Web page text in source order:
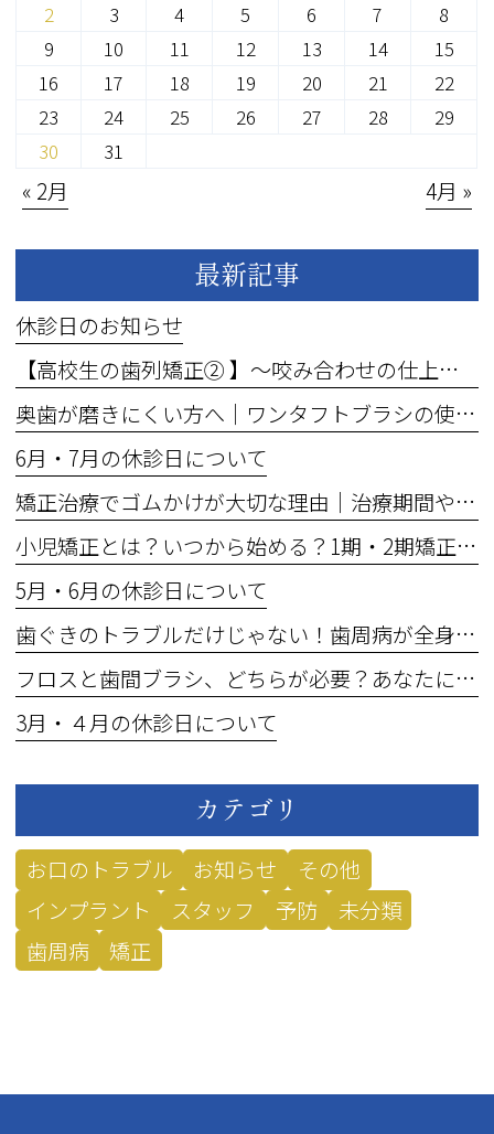
2
3 4 5 6 7
8
9
10 11 12 13 14
15
16
17 18 19 20 21
22
23
24 25 26 27 28
29
30
31
« 2月 4月 »
最新記事
休診日のお知らせ
【高校生の歯列矯正② 】～咬み合わせの仕上げ段階へ～
奥歯が磨きにくい方へ｜ワンタフトブラシの使い方とメリット
6月・7月の休診日について
矯正治療でゴムかけが大切な理由｜治療期間や咬み合わせへの影響とは？
小児矯正とは？いつから始める？1期・2期矯正の違いをわかりやすく解説
5月・6月の休診日について
歯ぐきのトラブルだけじゃない！歯周病が全身に与える影響とは？
フロスと歯間ブラシ、どちらが必要？あなたに合うのはどっち？
3月・４月の休診日について
カテゴリ
お口のトラブル お知らせ
その他
インプラント
スタッフ 予防
未分類
歯周病
矯正